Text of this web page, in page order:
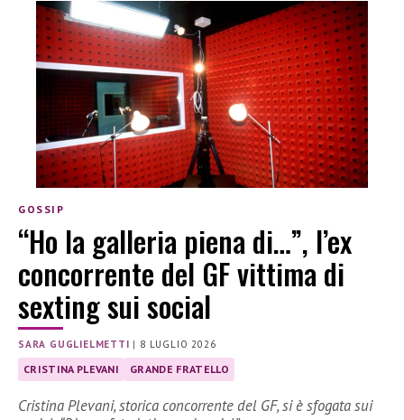
GOSSIP
“Ho la galleria piena di…”, l’ex
concorrente del GF vittima di
sexting sui social
SARA GUGLIELMETTI | 8 LUGLIO 2026
CRISTINA PLEVANI GRANDE FRATELLO
Cristina Plevani, storica concorrente del GF, si è sfogata sui